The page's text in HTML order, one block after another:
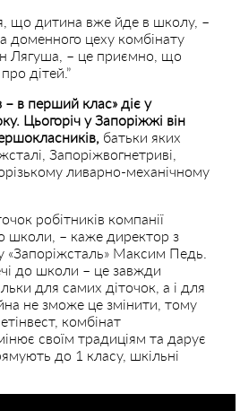
що дитина вже йде в школу, –
доменного цеху комбінату
Лягуша, – це приємно, що
дітей.”
в перший клас» діє у
Цьогоріч у Запоріжжі він
батьки яких
Запоріжвогнетриві,
ливарно-механічному
робітників компанії
школи, – каже директор з
«Запоріжсталь» Максим Педь.
до школи – це завжди
для самих діточок, а і для
не зможе це змінити, тому
комбінат
своїм традиціям та дарує
до 1 класу, шкільні